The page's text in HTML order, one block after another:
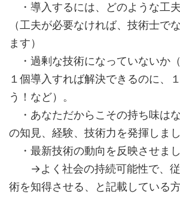
・導入するには、どのような工
（工夫が必要なければ、技術士で
ます）
・過剰な技術になっていないか
１個導入すれば解決できるのに、
う！など）。
・あなただからこその持ち味は
の知見、経験、技術力を発揮しまし
・最新技術の動向を反映させま
→よく社会の持続可能性で、従
術を知得させる、と記載している